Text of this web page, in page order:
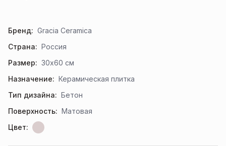
Бренд: Gracia Ceramica
Страна: Россия
Размер: 30x60 см
Назначение: Керамическая плитка
Тип дизайна: Бетон
Поверхность: Матовая
Цвет: